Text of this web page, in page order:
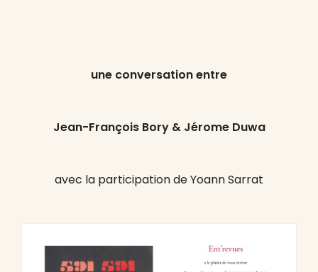
une conversation entre
Jean-François Bory & Jérome Duwa
avec la participation de Yoann Sarrat